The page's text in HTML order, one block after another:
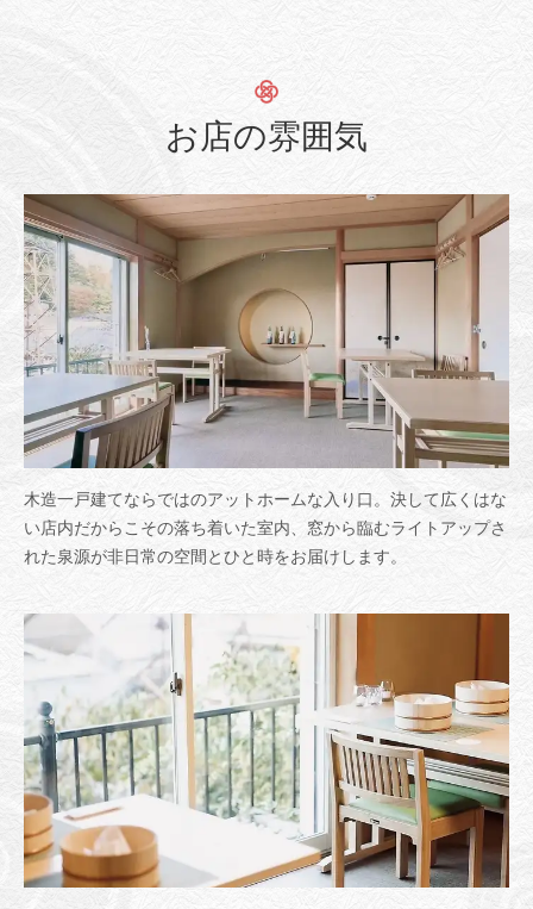
お店の雰囲気
木造一戸建てならではのアットホームな入り口。決して広くはな
い店内だからこその落ち着いた室内、窓から臨むライトアップさ
れた泉源が非日常の空間とひと時をお届けします。